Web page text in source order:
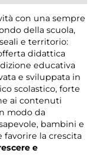
con una sempre
della scuola,
e territorio:
didattica
educativa
e sviluppata in
scolastico, forte
ai contenuti
modo da
bambini e
favorire la crescita
e